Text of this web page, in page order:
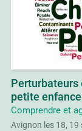
Perturbateurs
petite
Comprendre et
Avignon les 18,